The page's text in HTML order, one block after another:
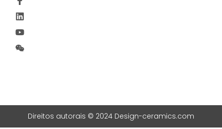
Direitos autorais © 2024 Design-ceramics.com